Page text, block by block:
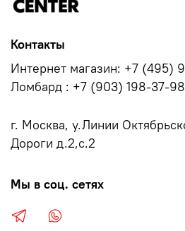
Контакты
Интернет магазин: +7 (495)
Ломбард : +7 (903) 198-37-98
г. Москва, у.Линии
Дороги д.2,с.2
Мы в соц. сетях